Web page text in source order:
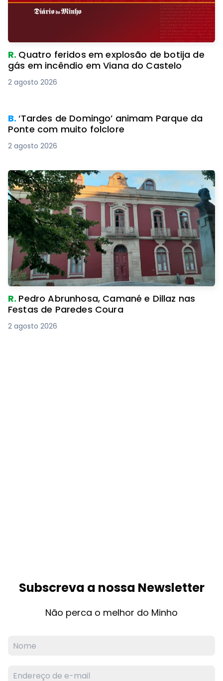
R. Quatro feridos em explosão de botija de
gás em incêndio em Viana do Castelo
2 agosto 2026
B.‘Tardes de Domingo’ animam Parque da
Ponte com muito folclore
2 agosto 2026
R. Pedro Abrunhosa, Camané e Dillaz nas
Festas de Paredes Coura
2 agosto 2026
Subscreva a nossa Newsletter
Não perca o melhor do Minho